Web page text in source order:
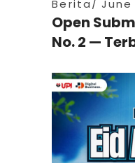
Berita June
Open
No. 2 —